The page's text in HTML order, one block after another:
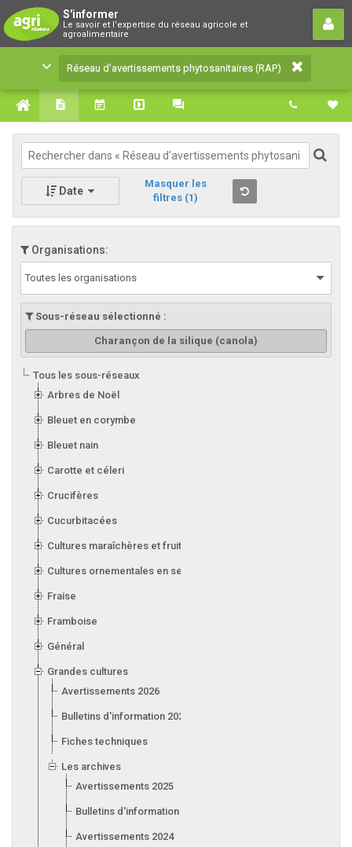
S'informer
Le savoir et l'expertise du réseau agricole et
agroalimentaire
Réseau d’avertissements
phytosanitaires (RAP)
Le savoir et l'expertise du réseau agricole et
agroalimentaire
Réseau d’avertissements phytosanitaires (RAP)
Date
Masquer les
filtres (1)
Organisations:
Toutes les organisations
Sous-réseau sélectionné :
Charançon de la silique (canola)
Tous les sous-réseaux
Arbres de Noël
Bleuet en corymbe
Bleuet nain
Carotte et céleri
Crucifères
Cucurbitacées
Cultures maraîchères et fruitières en serre
Cultures ornementales en serre
Fraise
Framboise
Général
Grandes cultures
Avertissements 2026
Bulletins d'information 2026
Fiches techniques
Les archives
Avertissements 2025
Bulletins d'information 2025
Avertissements 2024